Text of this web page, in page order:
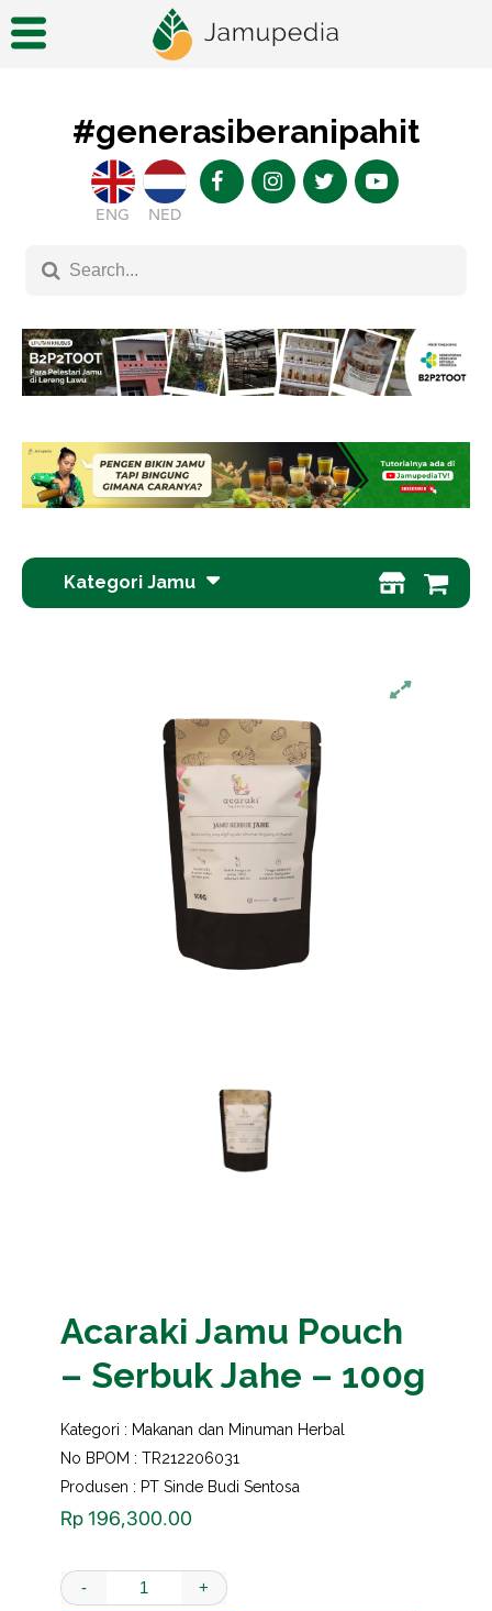
#generasiberanipahit
ENG NED
Kategori Jamu
Acaraki Jamu Pouch
– Serbuk Jahe – 100g
Kategori : Makanan dan Minuman Herbal
No BPOM : TR212206031
Produsen : PT Sinde Budi Sentosa
Rp196,300.00
Acaraki Jamu Pouch - Serbuk Jahe - 100g quantity
- +